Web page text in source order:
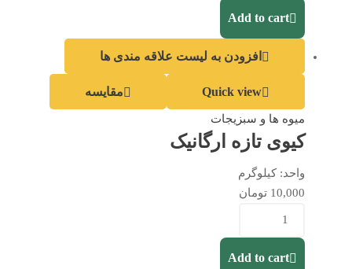
Add to cart
افزودن به لیست علاقه مندی ها
Quick view مقایسه
میوه ها و سبزیجات
کیوی تازه ارگانیک
واحد: کیلوگرم
10,000 تومان
Add to cart